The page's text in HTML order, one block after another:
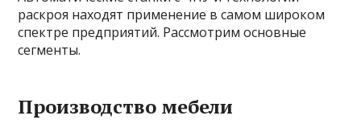
раскроя находят применение в самом широком
спектре предприятий. Рассмотрим основные
сегменты.
Производство мебели